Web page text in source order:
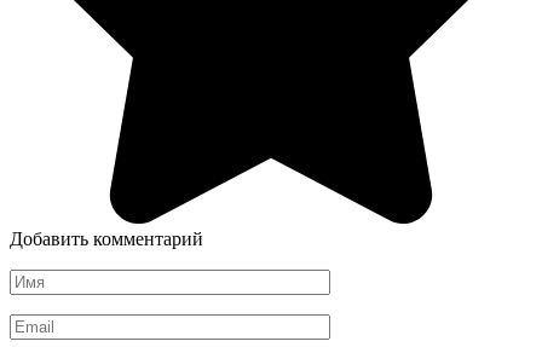
Добавить комментарий
Имя
*
Email